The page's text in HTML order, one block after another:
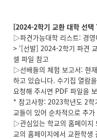
[2024-2학기 교환 대학 선
▷파견가능대학 리스트: 경
> ‘[선발] 2024-2학기 파견
셀 파일 참고
▷선배들의 체험 보고서: 현
하고 있습니다. 수기집 열람
요청해 주시면 PDF 파일을
* 참고사항: 2023학년도 2학
교들이 있어 순차적으로 추
▷관심있는 학교의 홈페이지
교의 홈페이지에서 교환학